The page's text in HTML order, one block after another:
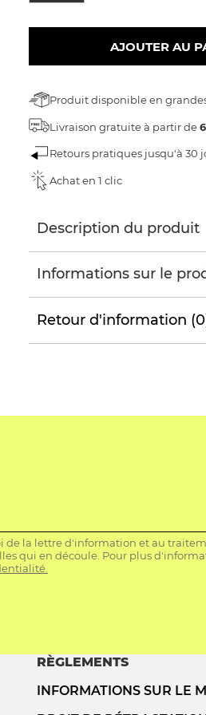
AJOUTER AU
Produit disponible en
Livraison gratuiteà partir de
Retours pratiques jusqu'à 30
Achat en 1 clic
Description du produit
Informations sur le
Retour d'information
de la lettre d'information et au
qui en découle. Pour plus
RÈGLEMENTS
INFORMATIONS SUR LE